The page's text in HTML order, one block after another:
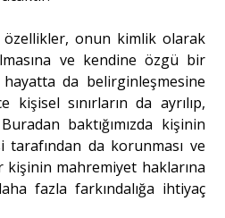
onun kimlik olarak
ve kendine özgü bir
da belirginleşmesine
kişisel sınırların da ayrılıp,
baktığımızda kişinin
tarafından da korunması ve
kişinin mahremiyet haklarına
fazla farkındalığa ihtiyaç